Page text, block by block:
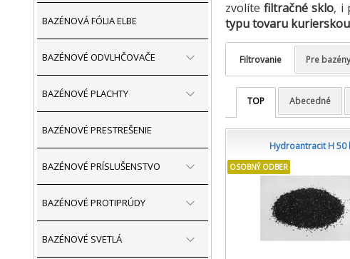
BAZÉNOVÁ FÓLIA ELBE
BAZÉNOVÉ ODVLHČOVAČE
BAZÉNOVÉ PLACHTY
BAZÉNOVÉ PRESTREŠENIE
BAZÉNOVÉ PRÍSLUŠENSTVO
BAZÉNOVÉ PROTIPRÚDY
BAZÉNOVÉ SVETLÁ
zvolítefiltračné sklo, i
typu tovaru
Filtrovanie Pre
TOP Abecedné
Hydroantracit H 50 l
OSOBNÝ ODBER